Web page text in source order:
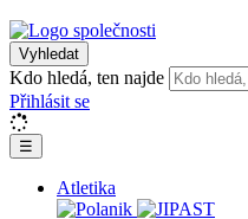
Vyhledat
Kdo hledá, ten najde
Přihlásit se
☰
Atletika